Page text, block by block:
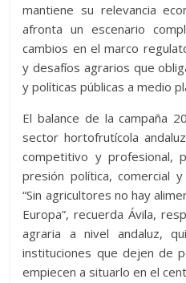
mantiene su relevancia
afronta un escenario
cambios en el marco
y desafíos agrarios que
y políticas públicas a medio
El balance de la campaña
sector hortofrutícola
competitivo y profesional,
presión política, comercial
“Sin agricultores no hay
Europa”, recuerda Ávila,
agraria a nivel andaluz,
instituciones que dejen de
empiecen a situarlo en el